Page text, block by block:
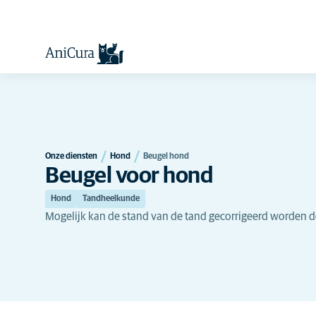
Onze diensten Hond Beugel hond
Beugel voor hond
Hond Tandheelkunde
Mogelijk kan de stand van de tand gecorrigeerd worden